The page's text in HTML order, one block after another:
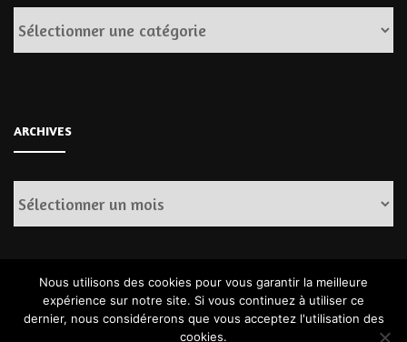
Catégories
ARCHIVES
Archives
Nous utilisons des cookies pour vous garantir la meilleure
expérience sur notre site. Si vous continuez à utiliser ce
dernier, nous considérerons que vous acceptez l'utilisation des
cookies.